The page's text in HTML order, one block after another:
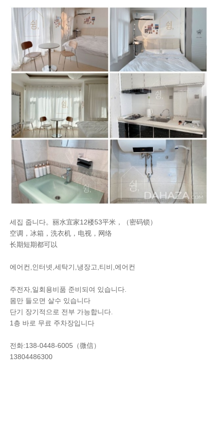
세집 줍니다。丽水宜家12楼53平米，（密码锁）
空调，冰箱，洗衣机，电视，网络
长期短期都可以
에어컨,인터넷,세탁기,냉장고,티비,에어컨
주전자,일회용비품 준비되여 있습니다.
몸만 들오면 살수 있습니다
단기 장기적으로 전부 가능합니다.
1층 바로 무료 주차장입니다
전화:138-0448-6005（微信）
13804486300